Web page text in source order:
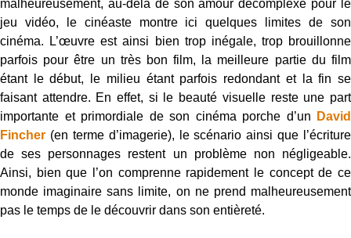
malheureusement, au-delà de son amour décomplexé pour le
jeu vidéo, le cinéaste montre ici quelques limites de son
cinéma. L’œuvre est ainsi bien trop inégale, trop brouillonne
parfois pour être un très bon film, la meilleure partie du film
étant le début, le milieu étant parfois redondant et la fin se
faisant attendre. En effet, si le beauté visuelle reste une part
importante et primordiale de son cinéma porche d’un
David
Fincher (en terme d’imagerie), le scénario ainsi que l’écriture
de ses personnages restent un problème non négligeable.
Ainsi, bien que l’on comprenne rapidement le concept de ce
monde imaginaire sans limite, on ne prend malheureusement
pas le temps de le découvrir dans son entièreté.